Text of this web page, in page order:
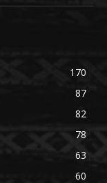
170
87
82
78
63
60